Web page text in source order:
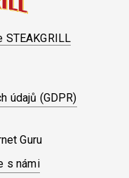
STEAKGRILL
údajů (GDPR)
Guru
s námi